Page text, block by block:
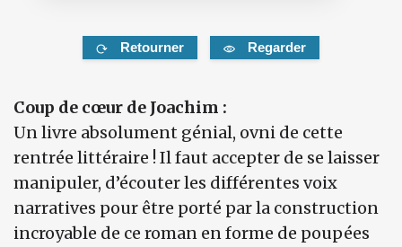
Retourner Regarder
Coup de cœur de Joachim :
Un livre absolument génial, ovni de cette
rentrée littéraire ! Il faut accepter de se laisser
manipuler, d’écouter les différentes voix
narratives pour être porté par la construction
incroyable de ce roman en forme de poupées